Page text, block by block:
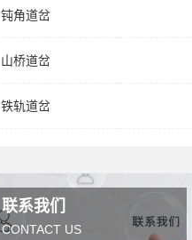
钝角道岔
山桥道岔
铁轨道岔
联系我们
CONTACT US